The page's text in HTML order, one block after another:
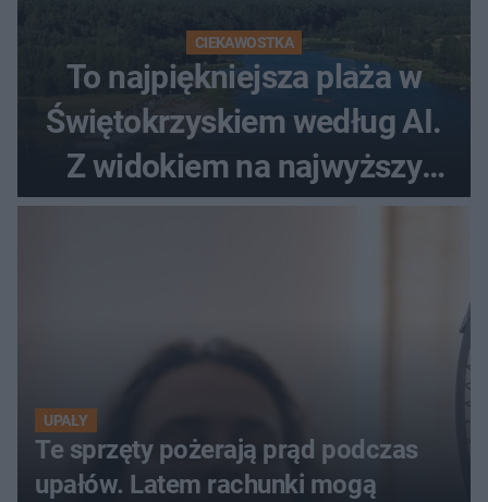
CIEKAWOSTKA
To najpiękniejsza plaża w
Świętokrzyskiem według AI.
Z widokiem na najwyższy
szczyt Gór Świętokrzyskich
UPAŁY
Te sprzęty pożerają prąd podczas
upałów. Latem rachunki mogą